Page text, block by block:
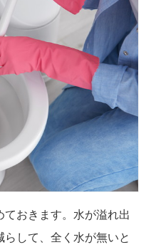
おきます。水が溢れ出
して、全く水が無いと